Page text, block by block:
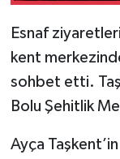
Esnaf
kent
sohbet etti.
Bolu Şehitlik
Ayça